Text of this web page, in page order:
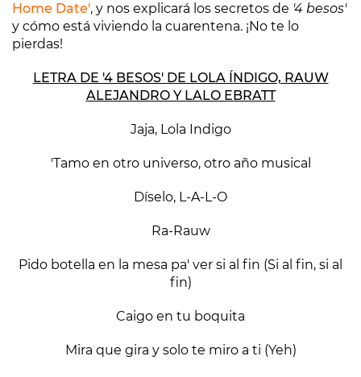
Home Date', y nos explicará los secretos de '4 besos'
y cómo está viviendo la cuarentena. ¡No te lo
pierdas!
LETRA DE '4 BESOS' DE LOLA ÍNDIGO, RAUW
ALEJANDRO Y LALO EBRATT
Jaja, Lola Indigo
'Tamo en otro universo, otro año musical
Díselo, L-A-L-O
Ra-Rauw
Pido botella en la mesa pa' ver si al fin (Si al fin, si al
fin)
Caigo en tu boquita
Mira que gira y solo te miro a ti (Yeh)